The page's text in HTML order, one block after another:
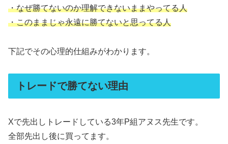
・なぜ勝てないのか理解できないままやってる人
・このままじゃ永遠に勝てないと思ってる人
下記でその心理的仕組みがわかります。
トレードで勝てない理由
Xで先出しトレードしている3年P組アヌス先生です。
全部先出し後に買ってます。